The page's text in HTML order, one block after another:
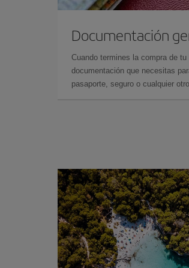
Documentación
Cuando termines la compra de
documentación que necesitas
pasaporte, seguro o cualquier